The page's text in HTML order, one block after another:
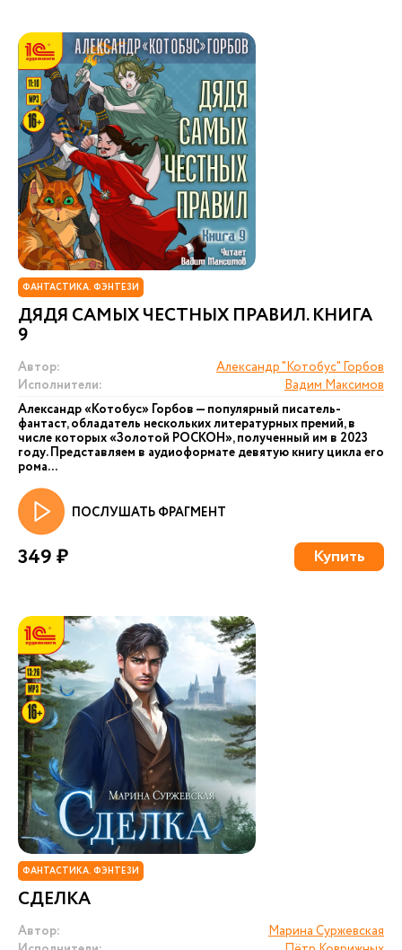
ФАНТАСТИКА. ФЭНТЕЗИ
ДЯДЯ САМЫХ ЧЕСТНЫХ ПРАВИЛ. КНИГА
9
Автор:
Александр "Котобус" Горбов
Исполнители:
Вадим Максимов
Александр «Котобус» Горбов — популярный писатель-
фантаст, обладатель нескольких литературных премий, в
числе которых «Золотой РОСКОН», полученный им в 2023
году. Представляем в аудиоформате девятую книгу цикла его
рома...
ПОСЛУШАТЬ ФРАГМЕНТ
349 ₽ Купить
ФАНТАСТИКА. ФЭНТЕЗИ
СДЕЛКА
Автор:
Марина Суржевская